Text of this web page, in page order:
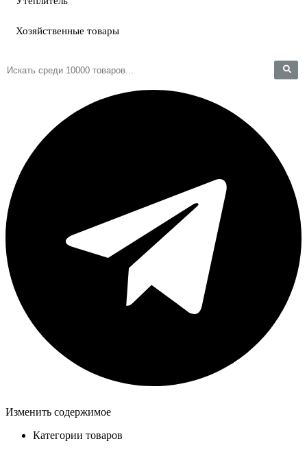
Хозяйственные товары
Изменить содержимое
Категории товаров